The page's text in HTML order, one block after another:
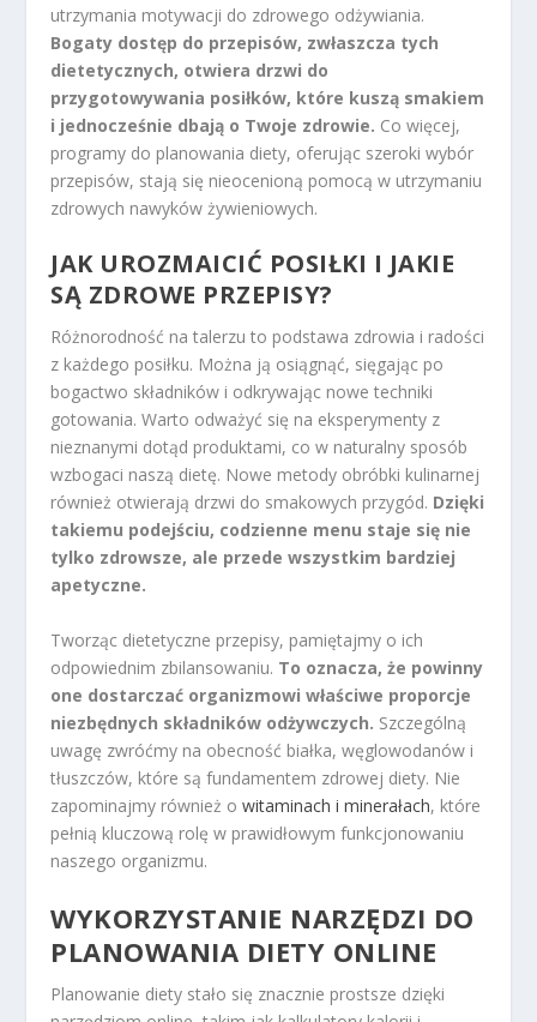
utrzymania motywacji do zdrowego odżywiania.
Bogaty dostęp do przepisów, zwłaszcza tych
dietetycznych, otwiera drzwi do
przygotowywania posiłków, które kuszą smakiem
i jednocześnie dbają o Twoje zdrowie. Co więcej,
programy do planowania diety, oferując szeroki wybór
przepisów, stają się nieocenioną pomocą w utrzymaniu
zdrowych nawyków żywieniowych.
JAK UROZMAICIĆ POSIŁKI I JAKIE
SĄ ZDROWE PRZEPISY?
Różnorodność na talerzu to podstawa zdrowia i radości
z każdego posiłku. Można ją osiągnąć, sięgając po
bogactwo składników i odkrywając nowe techniki
gotowania. Warto odważyć się na eksperymenty z
nieznanymi dotąd produktami, co w naturalny sposób
wzbogaci naszą dietę. Nowe metody obróbki kulinarnej
również otwierają drzwi do smakowych przygód. Dzięki
takiemu podejściu, codzienne menu staje się nie
tylko zdrowsze, ale przede wszystkim bardziej
apetyczne.
Tworząc dietetyczne przepisy, pamiętajmy o ich
odpowiednim zbilansowaniu. To oznacza, że powinny
one dostarczać organizmowi właściwe proporcje
niezbędnych składników odżywczych. Szczególną
uwagę zwróćmy na obecność białka, węglowodanów i
tłuszczów, które są fundamentem zdrowej diety. Nie
zapominajmy również owitaminach i minerałach, które
pełnią kluczową rolę w prawidłowym funkcjonowaniu
naszego organizmu.
WYKORZYSTANIE NARZĘDZI DO
PLANOWANIA DIETY ONLINE
Planowanie diety stało się znacznie prostsze dzięki